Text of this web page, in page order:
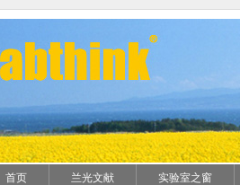
首页 兰光文献 实验室之窗